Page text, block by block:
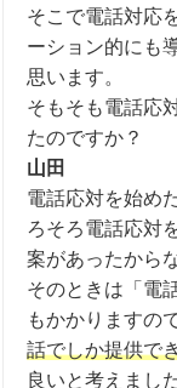
そこで電話対応
ーション的にも
思います。
そもそも電話応
たのですか？
山田
電話応対を始め
ろそろ電話応対
案があったから
そのときは「電
もかかりますの
話でしか提供で
良いと考えました